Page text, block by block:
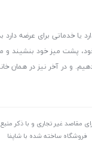
یا خدماتی برای عرضه
خود، پشت میز خود بنشیند
و در آخر نیز در همان
مقاصد غیر تجاری و با ذکر
فروشگاه ساخته شده با شاپفا